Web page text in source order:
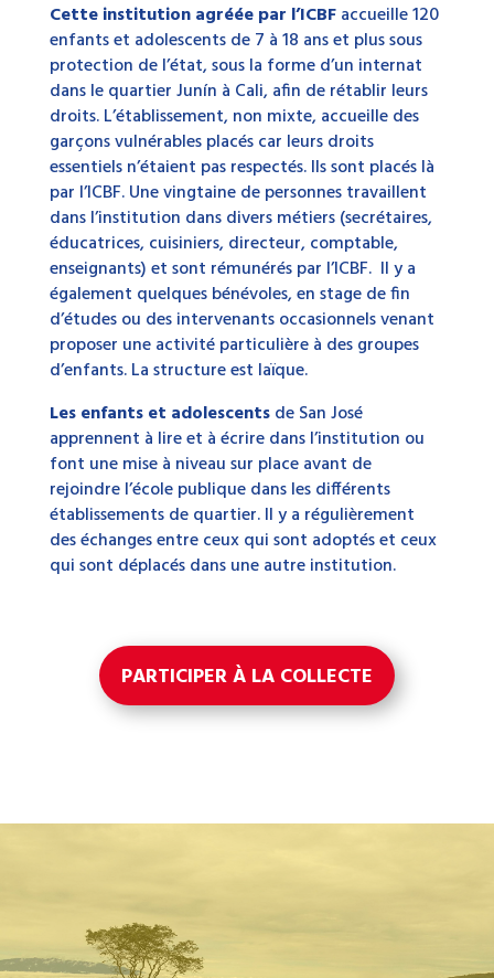
Cette institution agréée par l’ICBFaccueille 120
enfants et adolescents de 7 à 18 ans et plus sous
protection de l’état, sous la forme d’un internat
dans le quartier Junín à Cali, afin de rétablir leurs
droits. L’établissement, non mixte, accueille des
garçons vulnérables placés car leurs droits
essentiels n’étaient pas respectés. Ils sont placés là
par l’ICBF. Une vingtaine de personnes travaillent
dans l’institution dans divers métiers (secrétaires,
éducatrices, cuisiniers, directeur, comptable,
enseignants) et sont rémunérés par l’ICBF. Il y a
également quelques bénévoles, en stage de fin
d’études ou des intervenants occasionnels venant
proposer une activité particulière à des groupes
d’enfants. La structure est laïque.
Les enfants et adolescentsde San José
apprennent à lire et à écrire dans l’institution ou
font une mise à niveau sur place avant de
rejoindre l’école publique dans les différents
établissements de quartier. Il y a régulièrement
des échanges entre ceux qui sont adoptés et ceux
qui sont déplacés dans une autre institution.
PARTICIPER À LA COLLECTE